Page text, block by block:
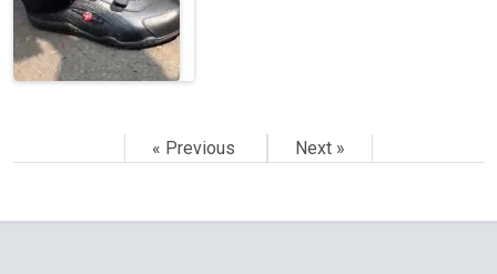
« Previous Next »